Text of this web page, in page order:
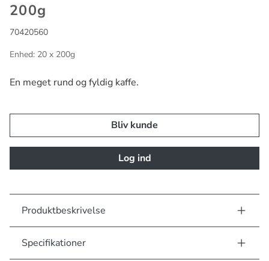
200g
70420560
Enhed: 20 x 200g
En meget rund og fyldig kaffe.
Bliv kunde
Log ind
Produktbeskrivelse
Specifikationer